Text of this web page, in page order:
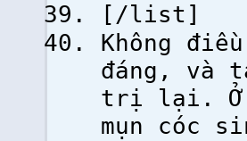
[/list]
Không
đáng, và
trị lại. Ở
mụn cóc